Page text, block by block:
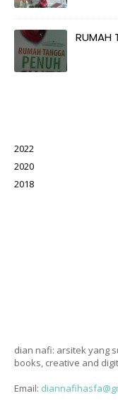
RUMAH
2022
2020
2018
dian nafi: arsitek yang
books, creative and
Email: